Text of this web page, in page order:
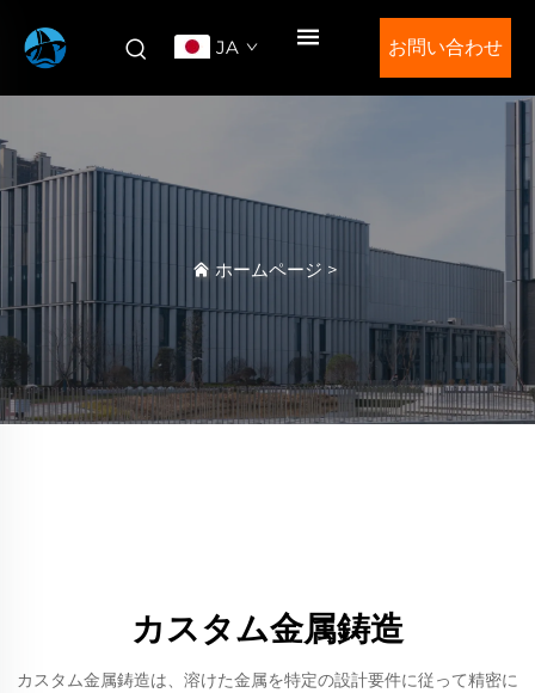
JA お問い合わせ
ホームページ >
カスタム金属鋳造
カスタム金属鋳造は、溶けた金属を特定の設計要件に従って精密に